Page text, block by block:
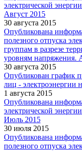
электрической
Август 2015
30 августа 2015
Опубликована
полезного отпуска
группам в разрезе
уровням напряжения.
30 августа 2015
Опубликован график
лиц - электроэнергии
1 августа 2015
Опубликована
электрической
Июль 2015
30 июля 2015
Опубликована
полезного отпуска